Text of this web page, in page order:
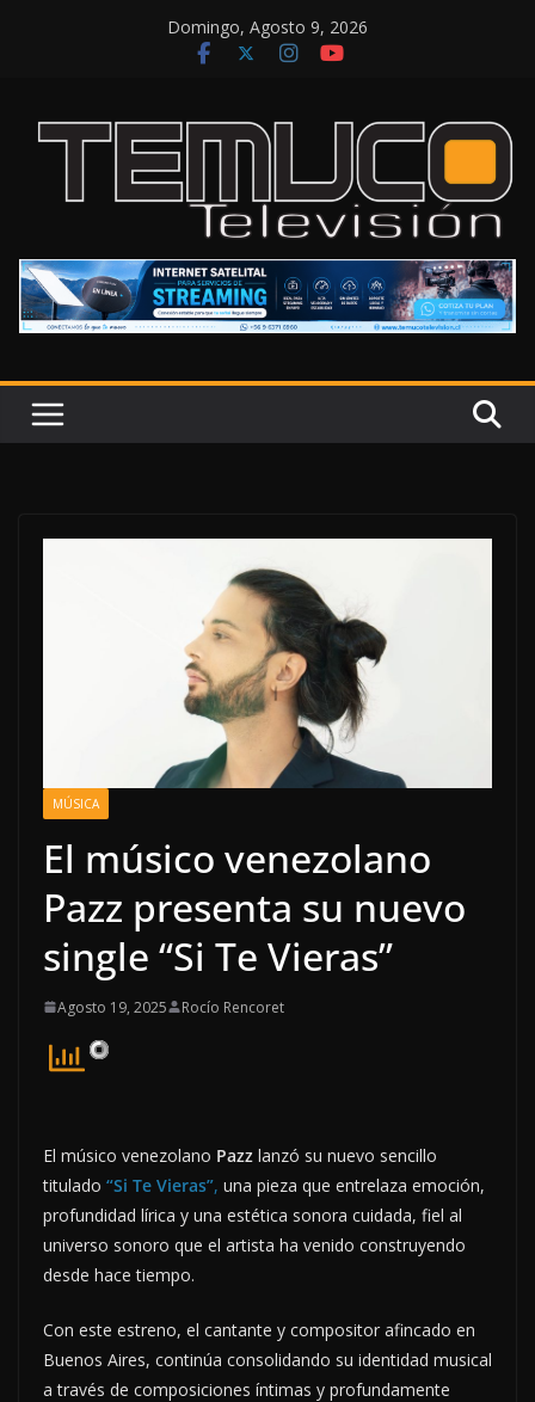
Domingo, Agosto 9, 2026
MÚSICA
El músico venezolano
Pazz presenta su nuevo
single “Si Te Vieras”
Agosto 19, 2025 Rocío Rencoret
El músico venezolano Pazz lanzó su nuevo sencillo
titulado “Si Te Vieras”, una pieza que entrelaza emoción,
profundidad lírica y una estética sonora cuidada, fiel al
universo sonoro que el artista ha venido construyendo
desde hace tiempo.
Con este estreno, el cantante y compositor afincado en
Buenos Aires, continúa consolidando su identidad musical
a través de composiciones íntimas y profundamente